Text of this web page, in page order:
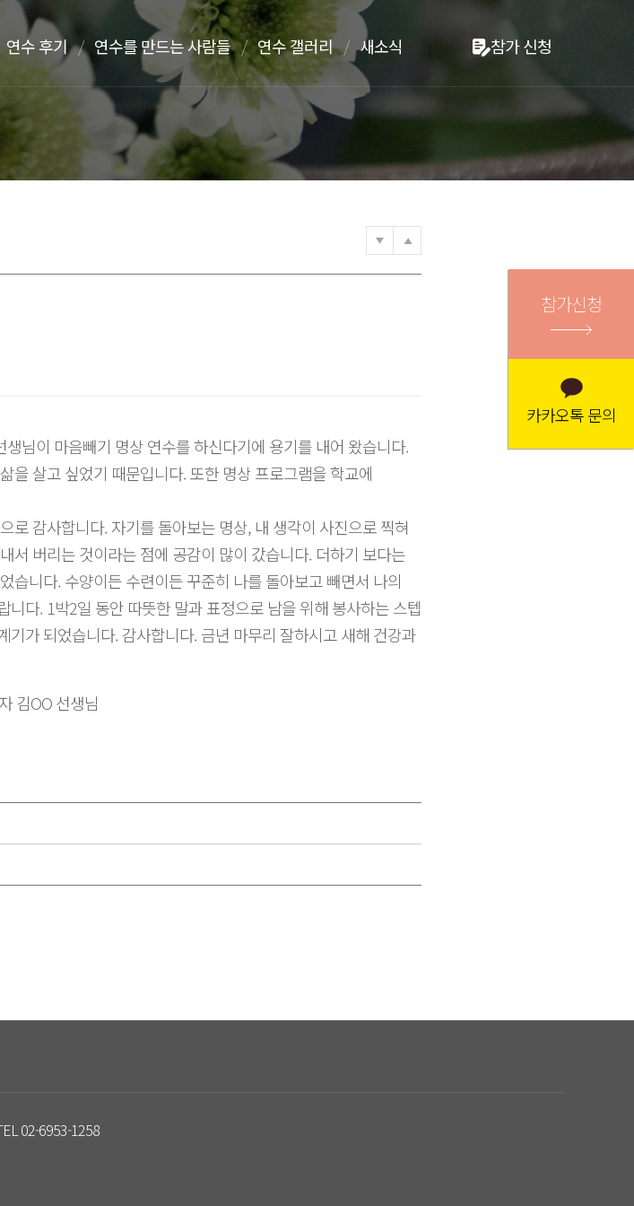
연수 후기 연수를 만드는 사람들 연수 갤러리 새소식 참가 신청
님이 마음빼기 명상 연수를 하신다기에 용기를 내어 왔습니다.
을 살고 싶었기 때문입니다. 또한 명상 프로그램을 학교에
로 감사합니다. 자기를 돌아보는 명상, 내 생각이 사진으로 찍혀
서 버리는 것이라는 점에 공감이 많이 갔습니다. 더하기 보다는
습니다. 수양이든 수련이든 꾸준히 나를 돌아보고 빼면서 나의
다. 1박2일 동안 따뜻한 말과 표정으로 남을 위해 봉사하는 스텝
가 되었습니다. 감사합니다. 금년 마무리 잘하시고 새해 건강과
김OO 선생님
참가신청
카카오톡 문의
02-6953-1258